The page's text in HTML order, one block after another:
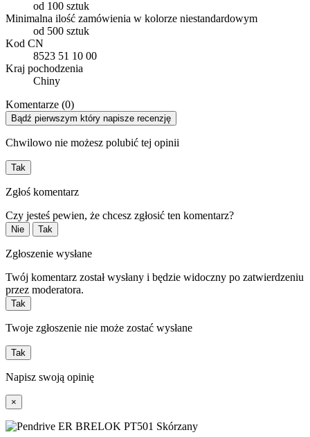
od 100 sztuk
Minimalna ilość zamówienia w kolorze niestandardowym
od 500 sztuk
Kod CN
8523 51 10 00
Kraj pochodzenia
Chiny
Komentarze (0)
Bądź pierwszym który napisze recenzję
Chwilowo nie możesz polubić tej opinii
Tak
Zgłoś komentarz
Czy jesteś pewien, że chcesz zgłosić ten komentarz?
Nie Tak
Zgłoszenie wysłane
Twój komentarz został wysłany i będzie widoczny po zatwierdzeniu
przez moderatora.
Tak
Twoje zgłoszenie nie może zostać wysłane
Tak
Napisz swoją opinię
×